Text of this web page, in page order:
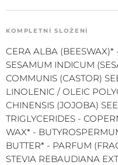
KOMPLETNÍ SLOŽENÍ
CERA ALBA
SESAMUM INDICUM
COMMUNIS (CASTOR)
LINOLENIC / OLEIC
CHINENSIS (JOJOBA)
TRIGLYCERIDES -
WAX* -
BUTTER* - PARFUM
STEVIA REBAUDIANA